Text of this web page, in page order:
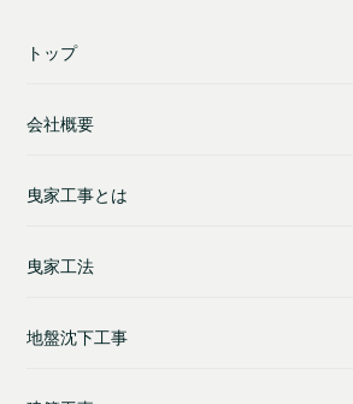
トップ
会社概要
曳家工事とは
曳家工法
地盤沈下工事